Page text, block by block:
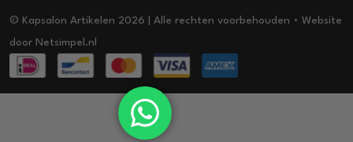
© Kapsalon Artikelen 2026 | Alle rechten voorbehouden • Website
door Netsimpel.nl